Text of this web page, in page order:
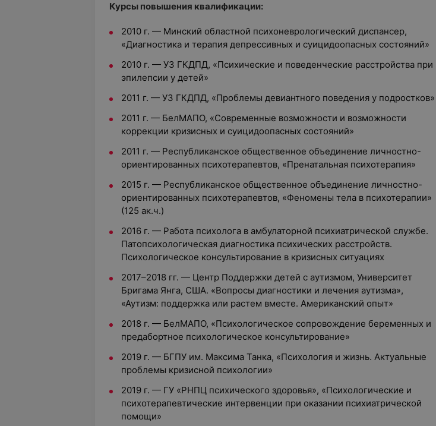
Курсы повышения квалификации:
2010 г. — Минский областной психоневрологический диспансер,
«Диагностика и терапия депрессивных и суицидоопасных состояний»
2010 г. — УЗ ГКДПД, «Психические и поведенческие расстройства при
эпилепсии у детей»
2011 г. — УЗ ГКДПД, «Проблемы девиантного поведения у подростков»
2011 г. — БелМАПО, «Современные возможности и возможности
коррекции кризисных и суицидоопасных состояний»
2011 г. — Республиканское общественное объединение личностно-
ориентированных психотерапевтов, «Пренатальная психотерапия»
2015 г. — Республиканское общественное объединение личностно-
ориентированных психотерапевтов, «Феномены тела в психотерапии»
(125 ак.ч.)
2016 г. — Работа психолога в амбулаторной психиатрической службе.
Патопсихологическая диагностика психических расстройств.
Психологическое консультирование в кризисных ситуациях
2017–2018 гг. — Центр Поддержки детей с аутизмом, Университет
Бригама Янга, США. «Вопросы диагностики и лечения аутизма»,
«Аутизм: поддержка или растем вместе. Американский опыт»
2018 г. — БелМАПО, «Психологическое сопровождение беременных и
предабортное психологическое консультирование»
2019 г. — БГПУ им. Максима Танка, «Психология и жизнь. Актуальные
проблемы кризисной психологии»
2019 г. — ГУ «РНПЦ психического здоровья», «Психологические и
психотерапевтические интервенции при оказании психиатрической
помощи»